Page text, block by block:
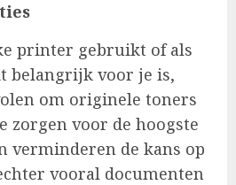
printer gebruikt of als
belangrijk voor je is,
om originele toners
zorgen voor de hoogste
verminderen de kans op
vooral documenten